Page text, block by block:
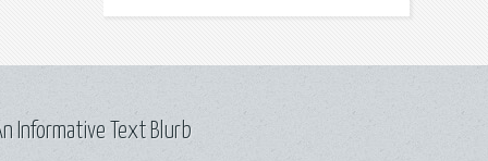
Informative Text Blurb